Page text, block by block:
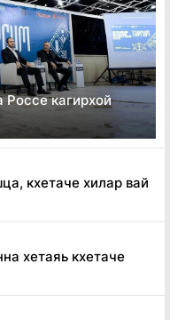
Россе кагирхой
кхетаче хилар вай
хетаяь кхетаче